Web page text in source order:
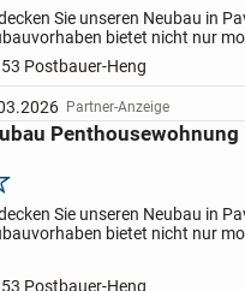
Sie unseren Neubau in
bietet nicht nur
nachhaltige und
Bauweise profitieren...
Postbauer-Heng
Partner-Anzeige
Penthousewohnung
Sie unseren Neubau in
bietet nicht nur
Postbauer-Heng